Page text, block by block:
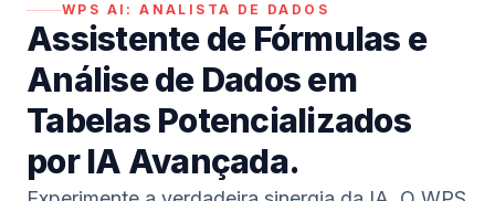
WPS AI:ANALISTA DE DADOS
Assistente de Fórmulas e
Análise de Dados em
Tabelas Potencializados
por IA Avançada.